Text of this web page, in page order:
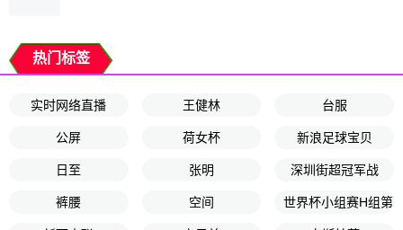
热门标签
实时网络直播 王健林 台服
公屏 荷女杯 新浪足球宝贝
日至 张明 深圳街超冠军战
裤腰 空间 世界杯小组赛H组第2